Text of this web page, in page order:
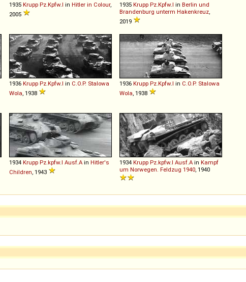
1935 Krupp Pz Kpfw.I in Hitler in Colour,
2005
1935 Krupp Pz Kpfw.I in Berlin und
Brandenburg unterm Hakenkreuz
2019
1936 Krupp Pz Kpfw.I in C.O.P. Stalowa
Wola , 1938
1936 Krupp Pz Kpfw.I in C.O.P. Stalowa
Wola , 1938
1934 Krupp Pz kpfw.I Ausf A in Hitler's
Children , 1943
1934 Krupp Pz kpfw.I Ausf A in Kampf
um Norwegen. Feldzug 1940 , 1940